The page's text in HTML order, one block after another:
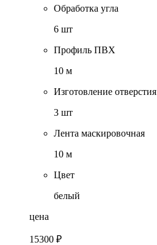
Обработка угла
6 шт
Профиль ПВХ
10 м
Изготовление отверстия
3 шт
Лента маскировочная
10 м
Цвет
белый
цена
15300 ₽